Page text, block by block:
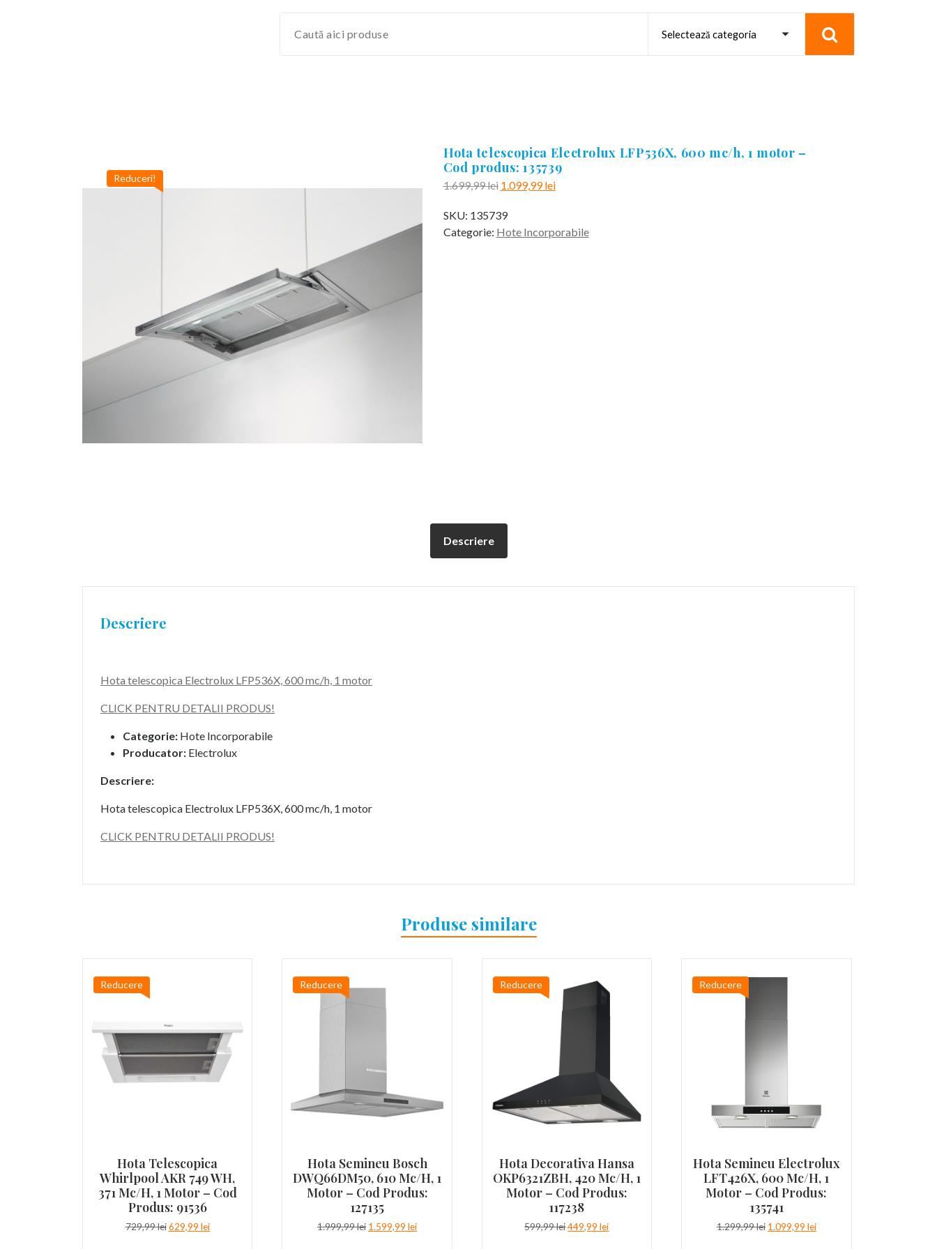
Reduceri!
Hota telescopica Electrolux LFP536X, 600 mc/h, 1 motor –
Cod produs: 135739
1.699,99lei Prețul
a
fost:
1.099,99leiPrețul
1.099,99 lei.
SKU: 135739
Categorie: Hote Incorporabile
Descriere
Descriere
Hota telescopica Electrolux LFP536X, 600 mc/h, 1 motor
CLICK PENTRU DETALII PRODUS!
Categorie: Hote Incorporabile
Producator: Electrolux
Descriere:
Hota telescopica Electrolux LFP536X, 600 mc/h, 1 motor
CLICK PENTRU DETALII PRODUS!
Produse similare
Reducere
Hota Telescopica
Whirlpool AKR 749 WH,
371 Mc/h, 1 Motor – Cod
Produs: 91536
729,99leiPrețul
629,99 leiPrețul
Reducere
Hota Semineu Bosch
DWQ66DM50, 610 Mc/h, 1
Motor – Cod Produs:
127135
1.999,99lei Prețul
1.599,99leiPrețul
Reducere
Hota Decorativa Hansa
OKP6321ZBH, 420 Mc/h, 1
Motor – Cod Produs:
117238
599,99leiPrețul
449,99leiPrețul
Reducere
Hota Semineu Electrolux
LFT426X, 600 Mc/h, 1
Motor – Cod Produs:
135741
1.299,99lei Prețul
1.099,99 leiPrețul